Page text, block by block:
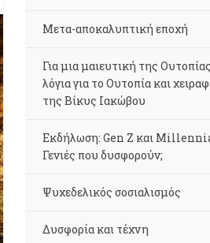
Μετα-αποκαλυπτική εποχή
Για μια μαιευτική της
λόγια για το Ουτοπία και
της Βίκυς Ιακώβου
Εκδήλωση: Gen Z και
Γενιές που δυσφορούν;
Ψυχεδελικός σοσιαλισμός
Δυσφορία και τέχνη